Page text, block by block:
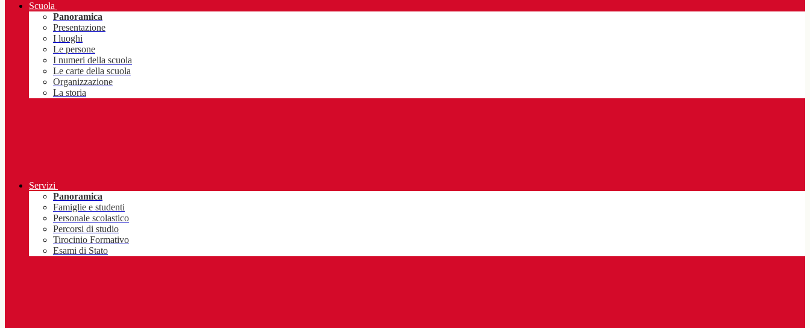
Scuola
Panoramica
Presentazione
I luoghi
Le persone
I numeri della scuola
Le carte della scuola
Organizzazione
La storia
Servizi
Panoramica
Famiglie e studenti
Personale scolastico
Percorsi di studio
Tirocinio Formativo
Esami di Stato